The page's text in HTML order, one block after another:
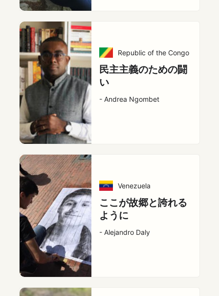
Republic of the Congo
民主主義のための闘
い
- Andrea Ngombet
Venezuela
ここが故郷と誇れる
ように
- Alejandro Daly